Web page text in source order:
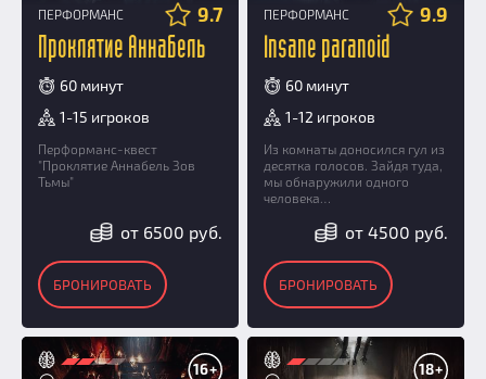
ПЕРФОРМАНС 9.7
Проклятие Аннабель
60 минут
1-15 игроков
Перформанс-квест
"Проклятие Аннабель Зов
Тьмы"
от 6500 руб.
БРОНИРОВАТЬ
ПЕРФОРМАНС 9.9
Insane paranoid
60 минут
1-12 игроков
Из комнаты доносился гул из
десятка голосов. Зайдя туда,
мы обнаружили одного
человека…
от 4500 руб.
БРОНИРОВАТЬ
16+ 18+